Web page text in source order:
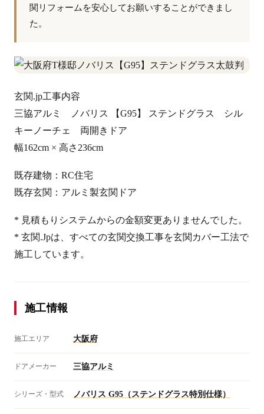
関リフォームを安心してお願いすることができまし
た。
玄関.jp工事内容
三協アルミ ノバリス 【G95】 ステンドグラス シル
キーノーチェ 両開きドア
幅162cm × 高さ236cm
既存建物：RC住宅
既存玄関：アルミ製玄関ドア
* 見積もりシステムからの金額変更ありませんでした。
* 玄関.Jpは、すべての玄関交換工事を玄関カバー工法で
施工しています。
施工情報
施工エリア 大阪府
ドアメーカー 三協アルミ
シリーズ・型式 ノバリス G95（ステンドグラス特別仕様）